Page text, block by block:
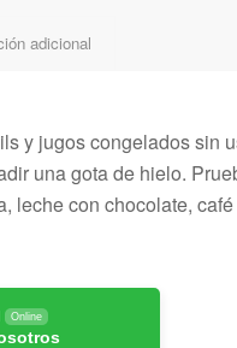
adicional
y jugos congelados sin
una gota de hielo.
leche con chocolate,
Online